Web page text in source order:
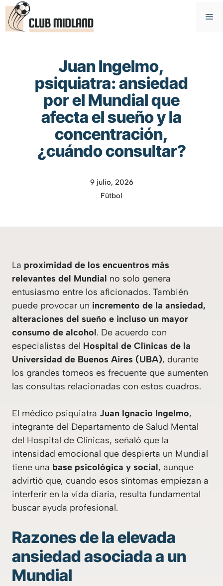
Saltar
contenido
Juan Ingelmo,
psiquiatra: ansiedad
por el Mundial que
afecta el sueño y la
concentración,
¿cuándo consultar?
9 julio, 2026
Fútbol
La proximidad de los encuentros más
relevantes del Mundial no solo genera
entusiasmo entre los aficionados. También
puede provocar un incremento de la ansiedad,
alteraciones del sueño e incluso un mayor
consumo de alcohol. De acuerdo con
especialistas del Hospital de Clínicas de la
Universidad de Buenos Aires (UBA), durante
los grandes torneos es frecuente que aumenten
las consultas relacionadas con estos cuadros.
El médico psiquiatra Juan Ignacio Ingelmo,
integrante del Departamento de Salud Mental
del Hospital de Clínicas, señaló que la
intensidad emocional que despierta un Mundial
tiene una base psicológica y social, aunque
advirtió que, cuando esos síntomas empiezan a
interferir en la vida diaria, resulta fundamental
buscar ayuda profesional.
Razones de la elevada
ansiedad asociada a un
Mundial